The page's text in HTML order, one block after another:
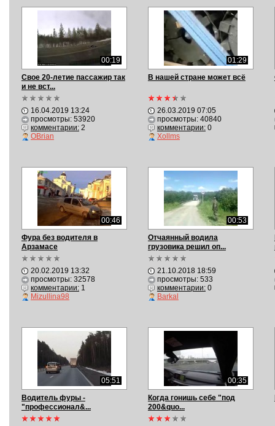
00:19
Свое 20-летие пассажир так
и не вст...
16.04.2019 13:24
просмотры: 53920
комментарии:2
OBrian
01:29
В нашей стране может всё
26.03.2019 07:05
просмотры: 40840
комментарии:0
Xollms
00:46
Фура без водителя в
Арзамасе
20.02.2019 13:32
просмотры: 32578
комментарии:1
Mizullina98
00:53
Отчаянный водила
грузовика решил оп...
21.10.2018 18:59
просмотры: 533
комментарии:0
Barkal
05:51
Водитель фуры -
"профессионал&...
00:35
Когда гонишь себе "под
200&quo...